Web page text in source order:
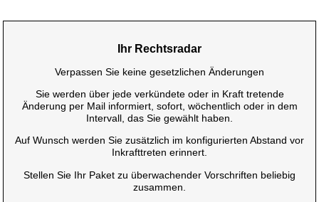
Ihr Rechtsradar
Verpassen Sie keine gesetzlichen Änderungen
Sie werden über jede verkündete oder in Kraft tretende
Änderung per Mail informiert, sofort, wöchentlich oder in dem
Intervall, das Sie gewählt haben.
Auf Wunsch werden Sie zusätzlich im konfigurierten Abstand vor
Inkrafttreten erinnert.
Stellen Sie Ihr Paket zu überwachender Vorschriften beliebig
zusammen.